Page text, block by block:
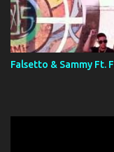
Falsetto & Sammy Ft.